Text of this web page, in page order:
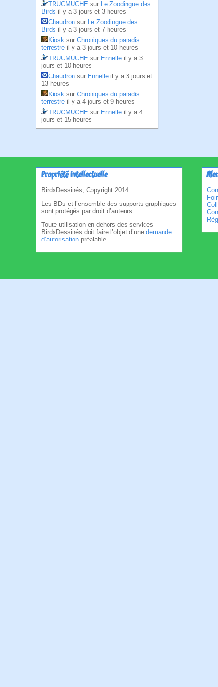
TRUCMUCHE sur Le Zoodingue des
Birds il y a 3 jours et 3 heures
Chaudron sur Le Zoodingue des
Birds il y a 3 jours et 7 heures
Kiosk sur Chroniques du paradis
terrestre il y a 3 jours et 10 heures
TRUCMUCHE sur Ennelle il y a 3
jours et 10 heures
Chaudron sur Ennelle il y a 3 jours et
13 heures
Kiosk sur Chroniques du paradis
terrestre il y a 4 jours et 9 heures
TRUCMUCHE sur Ennelle il y a 4
jours et 15 heures
Propriété intellectuelle
BirdsDessinés, Copyright 2014
Les BDs et l’ensemble des supports graphiques
sont protégés par droit d’auteurs.
Toute utilisation en dehors des services
BirdsDessinés doit faire l’objet d’une demande
d’autorisation préalable.